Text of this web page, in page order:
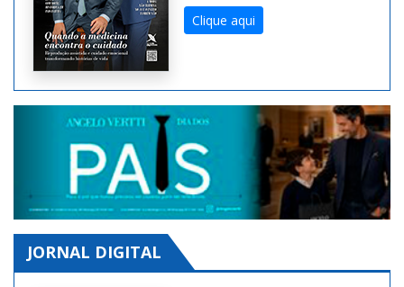
Clique aqui
JORNAL DIGITAL